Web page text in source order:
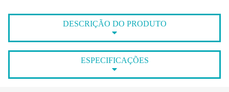
DESCRIÇÃO DO PRODUTO
ESPECIFICAÇÕES